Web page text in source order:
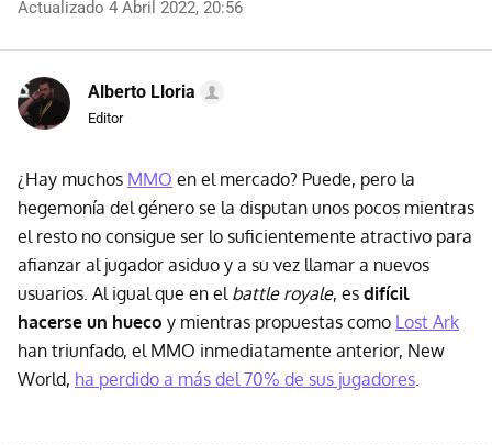
Actualizado 4 Abril 2022, 20:56
Alberto Lloria
Editor
¿Hay muchos MMO en el mercado? Puede, pero la
hegemonía del género se la disputan unos pocos mientras
el resto no consigue ser lo suficientemente atractivo para
afianzar al jugador asiduo y a su vez llamar a nuevos
usuarios. Al igual que en el battle royale, es difícil
hacerse un hueco y mientras propuestas como Lost Ark
han triunfado, el MMO inmediatamente anterior, New
World, ha perdido a más del 70% de sus jugadores